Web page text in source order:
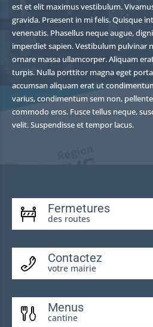
est et elit maximus vestibulum.
gravida. Praesent in mi felis. Quisque
venenatis. Phasellus neque augue,
imperdiet sapien. Vestibulum pulvinar
ornare massa ullamcorper. Aliquam
turpis. Nulla porttitor magna eget
accumsan aliquam erat ut
varius, condimentum sem non,
commodo eros. Fusce tellus neque,
velit. Suspendisse et tempor lacus.
Fermetures
des routes
Contactez
votre mairie
Menus
cantine